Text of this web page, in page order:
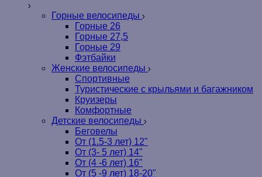
Горные велосипеды
Горные 26
Горные 27,5
Горные 29
Фэтбайки
Женские велосипеды
Спортивные
Туристические с крыльями и багажником
Круизеры
Комфортные
Детские велосипеды
Беговелы
От (1.5-3 лет) 12"
От (3- 5 лет) 14"
От (4 -6 лет) 16"
От (5 -9 лет) 18-20"